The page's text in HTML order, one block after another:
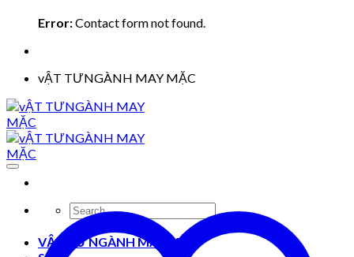
Error:Contact form not found.
vẬT TƯNGÀNH MAY MẶC
Search
for:
VẬT TƯ NGÀNH MAY MẶC